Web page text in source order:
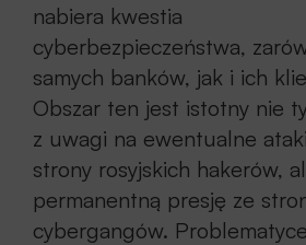
nabiera kwestia
cyberbezpieczeństwa,
samych banków, jak i ich
Obszar ten jest istotny nie
z uwagi na ewentualne
strony rosyjskich hakerów,
permanentną presję ze
cybergangów. Problematyce